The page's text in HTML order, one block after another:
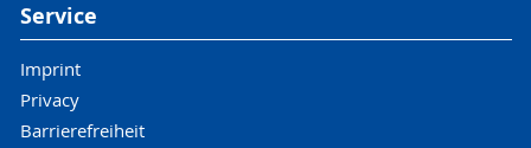
Service
Imprint
Privacy
Barrierefreiheit